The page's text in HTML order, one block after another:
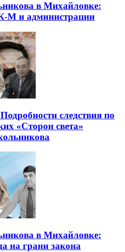
в Михайловке:
М и администрации
следствия по
«Сторон света»
в Михайловке:
на грани закона